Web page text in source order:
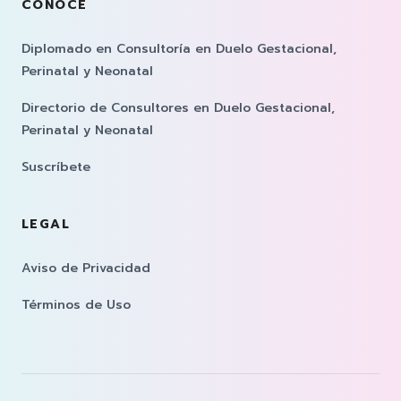
CONOCE
Diplomado en Consultoría en Duelo Gestacional,
Perinatal y Neonatal
Directorio de Consultores en Duelo Gestacional,
Perinatal y Neonatal
Suscríbete
LEGAL
Aviso de Privacidad
Términos de Uso